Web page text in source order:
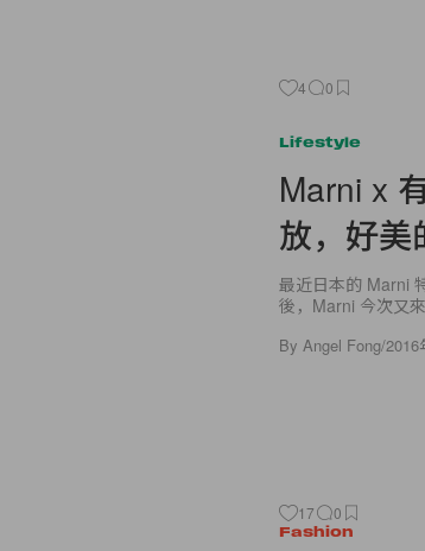
4 0
Lifestyle
Marni x
放，好美
最近日本的 Marni
後，Marni 今次又
By Angel Fong/2016
17 0
Fashion